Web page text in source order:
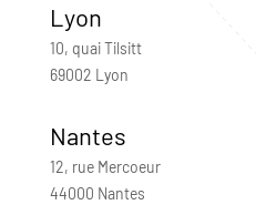
Lyon
10, quai Tilsitt
69002 Lyon
Nantes
12, rue Mercoeur
44000 Nantes